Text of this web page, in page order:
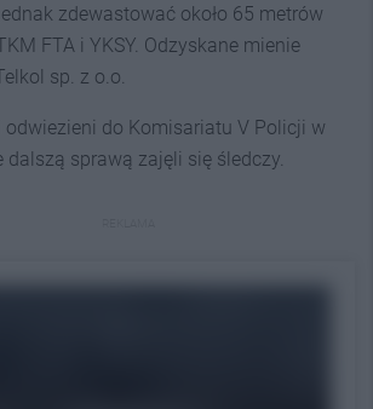
zdewastować około 65 metrów
FTA i YKSY. Odzyskane mienie
sp. z o.o.
do Komisariatu V Policji w
dalszą sprawą zajęli się śledczy.